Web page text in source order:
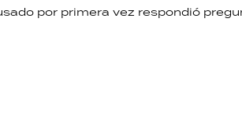
por primera vez respondió